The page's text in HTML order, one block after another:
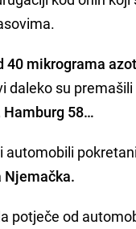
mikrograma
daleko su
Hamburg 58…
automobili
potječe od